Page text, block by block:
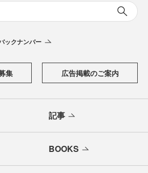
からAI活用、キャリアまで、ソフトウェア開発にかかわる
すべての人の学びと成長を支える最新情報と実践知をお届